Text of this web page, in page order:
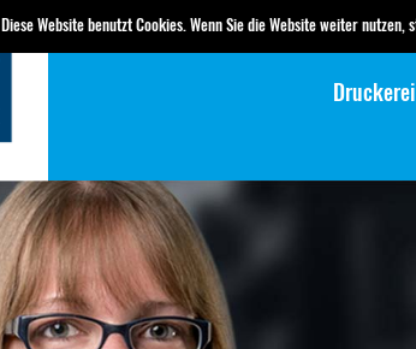
Druckerei
Diese Website benutzt Cookies. Wenn Sie die Website weiter nutzen,